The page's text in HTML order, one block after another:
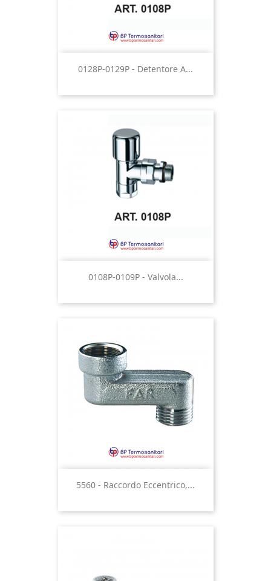
0128P-0129P - Detentore A...
0108P-0109P - Valvola...
5560 - Raccordo Eccentrico,...